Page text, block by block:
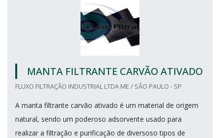
MANTA FILTRANTE CARVÃO ATIVADO
FLUXO FILTRAÇÃO INDUSTRIAL LTDA ME / SÃO PAULO - SP
A manta filtrante carvão ativado é um material de origem
natural, sendo um poderoso adsorvente usado para
realizar a filtração e purificação de diversoso tipos de